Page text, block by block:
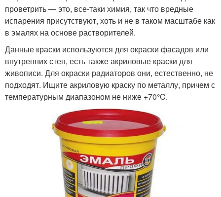
проветрить — это, все-таки химия, так что вредные
испарения присутствуют, хоть и не в таком масштабе как
в эмалях на основе растворителей.
Данные краски используются для окраски фасадов или
внутренних стен, есть также акриловые краски для
живописи. Для окраски радиаторов они, естественно, не
подходят. Ищите акриловую краску по металлу, причем с
температурным диапазоном не ниже +70°C.